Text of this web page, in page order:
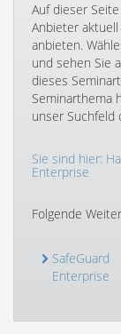
Auf dieser
Anbieter
anbieten.
und sehen Sie
dieses
Seminarthema
unser Suchfeld
Sie sind hier:
Enterprise
Folgende
SafeGuard
Enterprise